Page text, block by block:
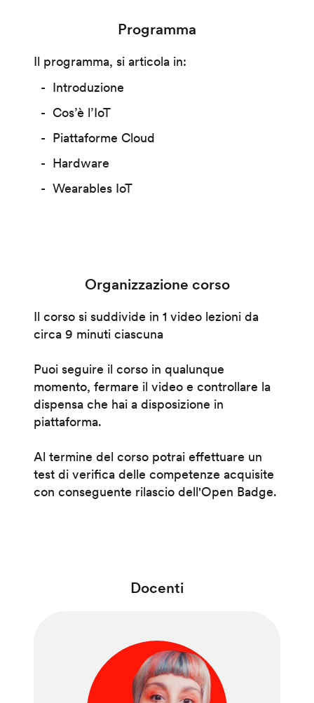
Programma
Il programma, si articola in:
Introduzione
Cos’è l’IoT
Piattaforme Cloud
Hardware
Wearables IoT
Organizzazione corso
Il corso si suddivide in 1 video lezioni da
circa 9 minuti ciascuna
Puoi seguire il corso in qualunque
momento, fermare il video e controllare la
dispensa che hai a disposizione in
piattaforma.
Al termine del corso potrai effettuare un
test di verifica delle competenze acquisite
con conseguente rilascio dell'Open Badge.
Docenti